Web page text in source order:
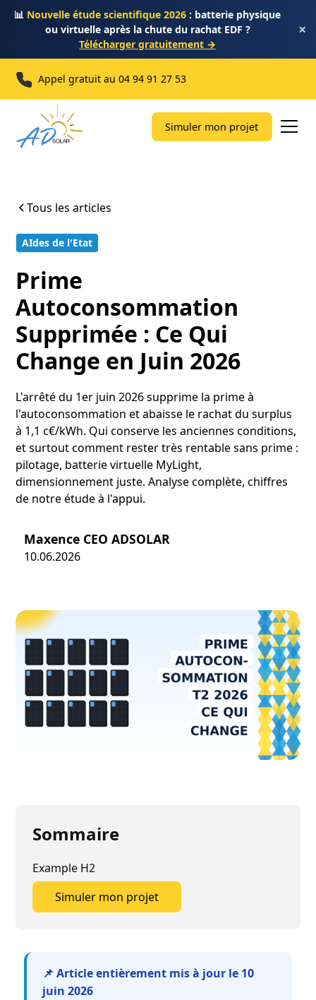
📊 Nouvelle étude scientifique 2026 : batterie physique
ou virtuelle après la chute du rachat EDF ?
Télécharger gratuitement →
×
Appel gratuit au04 94 91 27 53
Simuler mon projet
Tous les articles
AIdes de l'Etat
Prime
Autoconsommation
Supprimée : Ce Qui
Change en Juin 2026
L'arrêté du 1er juin 2026 supprime la prime à
l'autoconsommation et abaisse le rachat du surplus
à 1,1 c€/kWh. Qui conserve les anciennes conditions,
et surtout comment rester très rentable sans prime :
pilotage, batterie virtuelle MyLight,
dimensionnement juste. Analyse complète, chiffres
de notre étude à l'appui.
Maxence CEO ADSOLAR
10.06.2026
Sommaire
Example H2
Simuler mon projet
📌 Article entièrement mis à jour le 10
juin 2026